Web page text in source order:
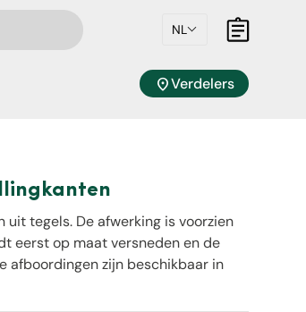
NL Mandje
location_onVerdelers
tegels. De afwerking is voorzien
eerst op maat versneden en de
afboordingen zijn beschikbaar in